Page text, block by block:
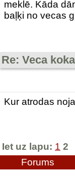
meklē. Kāda
baļķi no vecas
Re: Veca
Kur atrodas
Iet uz lapu: 1 2
Forums